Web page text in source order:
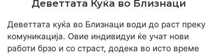
Деветтата Куќа во Близнаци
Деветтата куќа во Близнаци води до раст преку
комуникација. Овие индивидуи ќе учат нови
работи брзо и со страст, додека во исто време